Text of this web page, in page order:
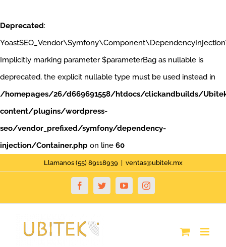
Deprecated:
Implicitly marking parameter $parameterBag as nullable is
deprecated, the explicit nullable type must be used instead in
/homepages/26/d669691558/htdocs/clickandbuilds/
content/plugins/wordpress-
seo/vendor_prefixed/symfony/dependency-
injection/Container.php on line 60
Llamanos (55) 89118939 ventas@ubitek.mx
FacebookTwitterYouTubeInstagram